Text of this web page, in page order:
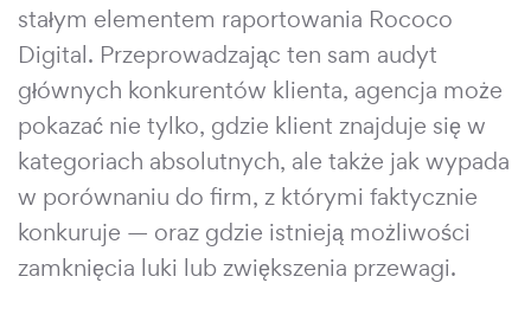
stałym elementem raportowania Rococo
Digital. Przeprowadzając ten sam audyt
głównych konkurentów klienta, agencja może
pokazać nie tylko, gdzie klient znajduje się w
kategoriach absolutnych, ale także jak wypada
w porównaniu do firm, z którymi faktycznie
konkuruje — oraz gdzie istnieją możliwości
zamknięcia luki lub zwiększenia przewagi.